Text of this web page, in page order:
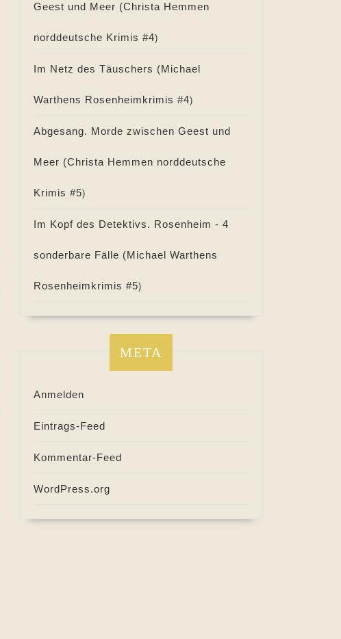
Geest und Meer (Christa Hemmen
norddeutsche Krimis #4)
Im Netz des Täuschers (Michael
Warthens Rosenheimkrimis #4)
Abgesang. Morde zwischen Geest und
Meer (Christa Hemmen norddeutsche
Krimis #5)
Im Kopf des Detektivs. Rosenheim - 4
sonderbare Fälle (Michael Warthens
Rosenheimkrimis #5)
META
Anmelden
Eintrags-Feed
Kommentar-Feed
WordPress.org